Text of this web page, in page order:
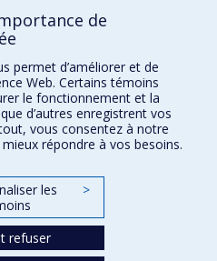
de
permet d’améliorer et de
Web. Certains témoins
le fonctionnement et la
d’autres enregistrent vos
vous consentez à notre
répondre à vos besoins.
les
>
refuser